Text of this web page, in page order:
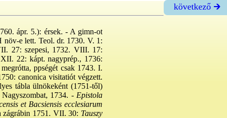
következő 🡲
ápr. 5.): érsek. - A gimn-ot
növ-e lett. Teol. dr. 1730. V. 1:
27: szepesi, 1732. VIII. 17:
22: kápt. nagyprép., 1736:
ppségét csak 1743. I.
canonica visitatiót végzett.
tábla ülnökeként (1751-től)
Nagyszombat, 1734. -Epistola
et Bacsiensis ecclesiarum
zágrábin 1751. VII. 30: Tauszy